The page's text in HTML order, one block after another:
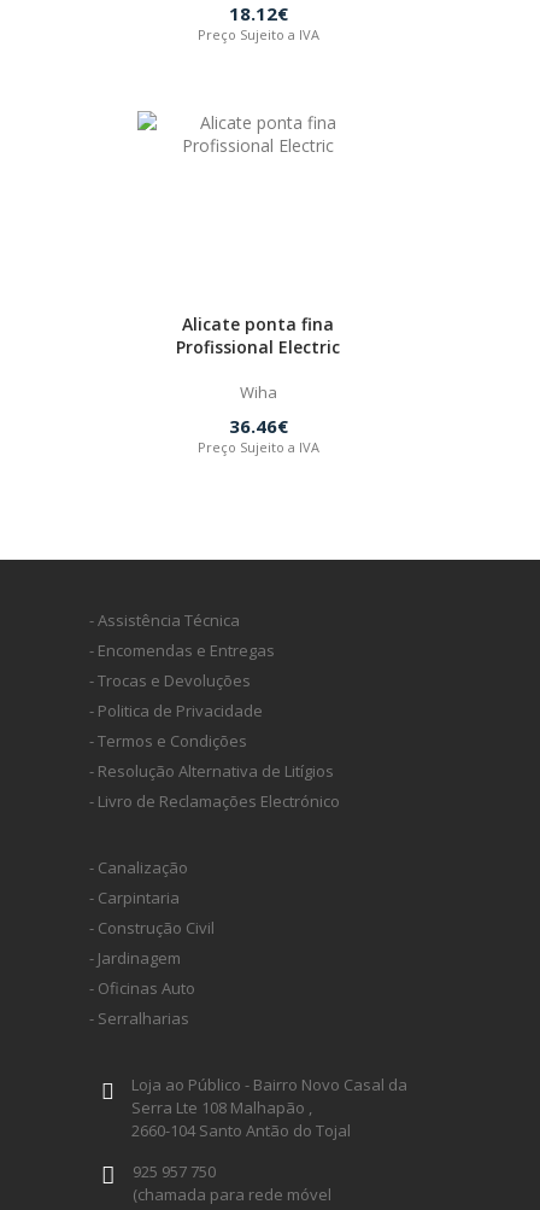
18.12€
Preço Sujeito a IVA
Alicate ponta fina
Profissional Electric
Wiha
36.46€
Preço Sujeito a IVA
- Assistência Técnica
- Encomendas e Entregas
- Trocas e Devoluções
- Politica de Privacidade
- Termos e Condições
- Resolução Alternativa de Litígios
- Livro de Reclamações Electrónico
- Canalização
- Carpintaria
- Construção Civil
- Jardinagem
- Oficinas Auto
- Serralharias
Loja ao Público - Bairro Novo Casal da
Serra Lte 108 Malhapão ,
2660-104 Santo Antão do Tojal
925 957 750
(chamada para rede móvel